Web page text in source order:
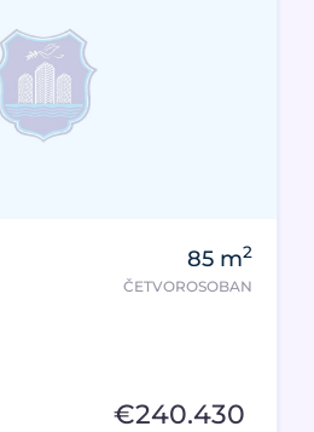
85 m2
ČETVOROSOBAN
€240.430